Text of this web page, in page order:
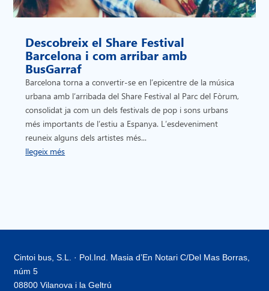
Descobreix el Share Festival
Barcelona i com arribar amb
BusGarraf
Barcelona torna a convertir-se en l’epicentre de la música
urbana amb l’arribada del Share Festival al Parc del Fòrum,
consolidat ja com un dels festivals de pop i sons urbans
més importants de l’estiu a Espanya. L’esdeveniment
reuneix alguns dels artistes més...
llegeix més
Cintoi bus, S.L. · Pol.Ind. Masia d’En Notari C/Del Mas Borras,
núm 5
08800 Vilanova i la Geltrú